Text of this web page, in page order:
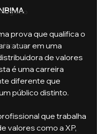
prova que qualifica o
atuar em uma
de valores
é uma carreira
diferente que
público distinto.
que trabalha
valores como a XP,